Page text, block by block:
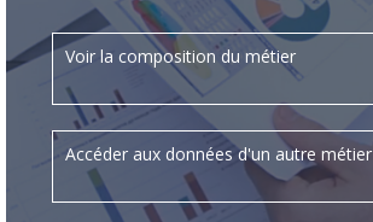
Voir la composition du métier
Accéder aux données d'un autre métier